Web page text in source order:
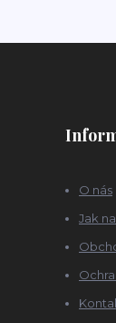
O nás
Jak